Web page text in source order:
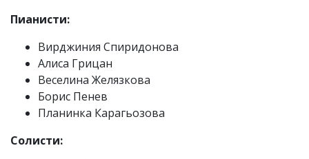
Пианисти:
Вирджиния Спиридонова
Алиса Грицан
Веселина Желязкова
Борис Пенев
Планинка Карагьозова
Солисти: